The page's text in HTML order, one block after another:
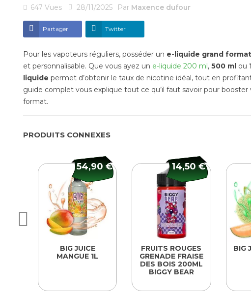
647 Vues 28/11/2025 Par Maxence dufour
Partager Twitter
Pour les vapoteurs réguliers, posséder un e-liquide grand
et personnalisable. Que vous ayez un e-liquide 200 ml, 500 ml ou
liquide permet d’obtenir le taux de nicotine idéal, tout en
guide complet vous explique tout ce qu’il faut savoir pour booster
format.
PRODUITS CONNEXES
BIG JUICE
MANGUE 1L
54,90 €
FRUITS ROUGES
GRENADE FRAISE
DES BOIS 200ML
BIGGY BEAR
14,50 €
BIG